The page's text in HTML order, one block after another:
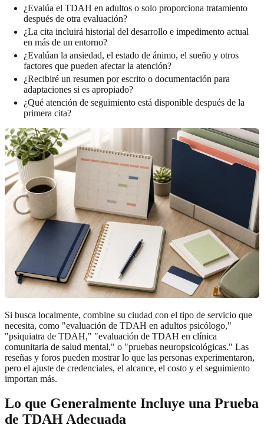
¿Evalúa el TDAH en adultos o solo proporciona tratamiento
después de otra evaluación?
¿La cita incluirá historial del desarrollo e impedimento actual
en más de un entorno?
¿Evalúan la ansiedad, el estado de ánimo, el sueño y otros
factores que pueden afectar la atención?
¿Recibiré un resumen por escrito o documentación para
adaptaciones si es apropiado?
¿Qué atención de seguimiento está disponible después de la
primera cita?
Si busca localmente, combine su ciudad con el tipo de servicio que
necesita, como "evaluación de TDAH en adultos psicólogo,"
"psiquiatra de TDAH," "evaluación de TDAH en clínica
comunitaria de salud mental," o "pruebas neuropsicológicas." Las
reseñas y foros pueden mostrar lo que las personas experimentaron,
pero el ajuste de credenciales, el alcance, el costo y el seguimiento
importan más.
Lo que Generalmente Incluye una Prueba
de TDAH Adecuada